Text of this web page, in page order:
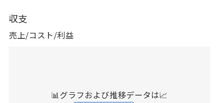
収支
売上/コスト/利益
📊グラフおよび推移データは📈